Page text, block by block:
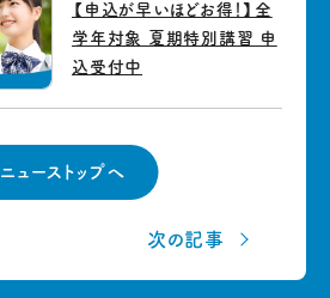
【申込が早いほどお得！】全
学年対象 夏期特別講習 申
込受付中
ニューストップへ
次の記事